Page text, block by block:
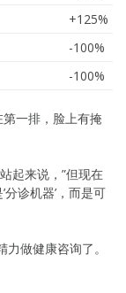
+125%
-100%
-100%
一排，脸上有掩
起来说，”但现在
诊机器’，而是可
做健康咨询了。